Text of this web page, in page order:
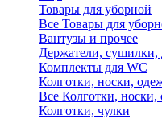
Товары для уборной
Все Товары для
Вантузы и прочее
Держатели, сушилки,
Комплекты для WC
Колготки, носки,
Все Колготки, носки,
Колготки, чулки